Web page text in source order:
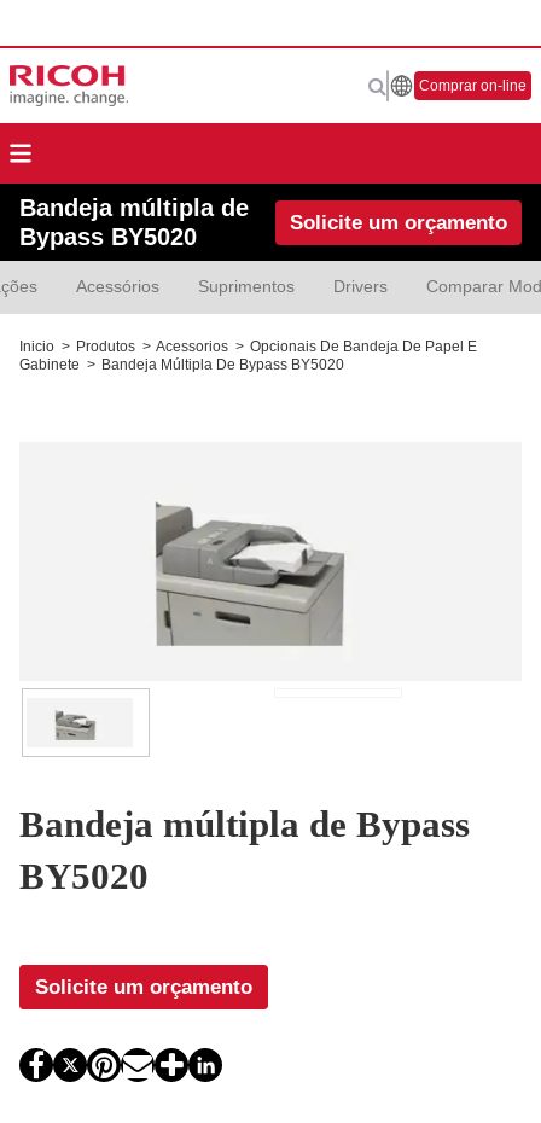
Comprar on-line
Bandeja múltipla de
Bypass BY5020
Solicite um orçamento
Acessórios Suprimentos Drivers Comparar
Inicio > Produtos > Acessorios > Opcionais De Bandeja De Papel E
Gabinete > Bandeja Múltipla De Bypass BY5020
Bandeja múltipla de Bypass
BY5020
Solicite um orçamento